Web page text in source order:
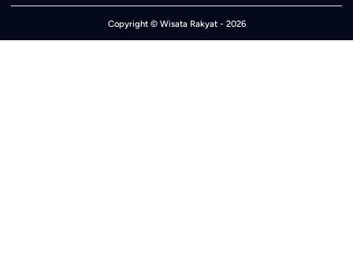
Copyright © Wisata Rakyat- 2026